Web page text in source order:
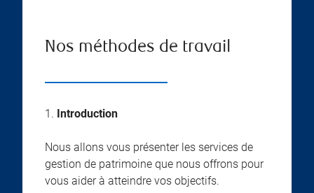
Nos méthodes de travail
1. Introduction
Nous allons vous présenter les services de
gestion de patrimoine que nous offrons pour
vous aider à atteindre vos objectifs.